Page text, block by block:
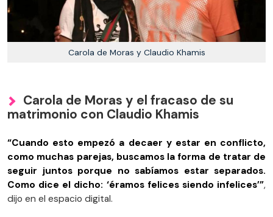
Carola de Moras y Claudio Khamis
Carola de Moras y el fracaso de su
matrimonio con Claudio Khamis
“Cuando esto empezó a decaer y estar en conflicto,
como muchas parejas, buscamos la forma de tratar de
seguir juntos porque no sabíamos estar separados.
Como dice el dicho: ‘éramos felices siendo infelices’”,
dijo en el espacio digital.